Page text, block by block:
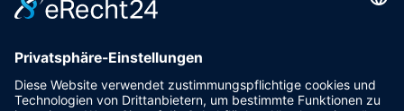
93128 Steinsberg
pr@fsv-steinsberg.de